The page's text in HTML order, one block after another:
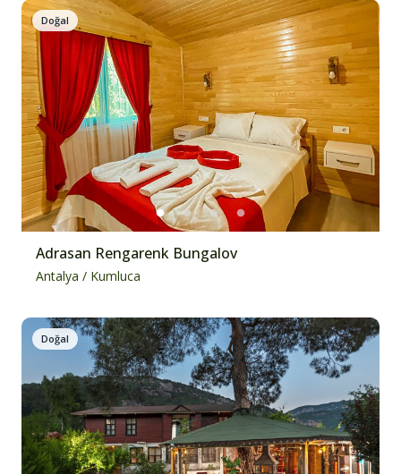
Doğal
Adrasan Rengarenk Bungalov
Antalya / Kumluca
Doğal